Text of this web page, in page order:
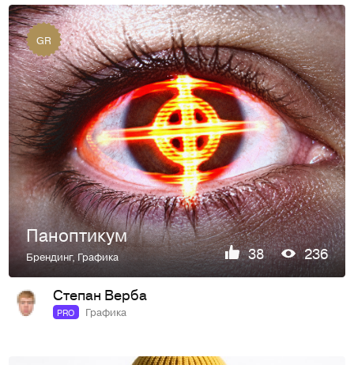
GR
Паноптикум
Брендинг, Графика 38 236
Степан Верба
PRO Графика